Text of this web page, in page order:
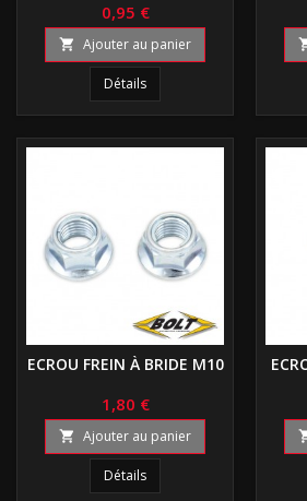
0,95 €
 Ajouter au panier
Détails
ECROU FREIN À BRIDE M10
1,80 €
 Ajouter au panier
Détails